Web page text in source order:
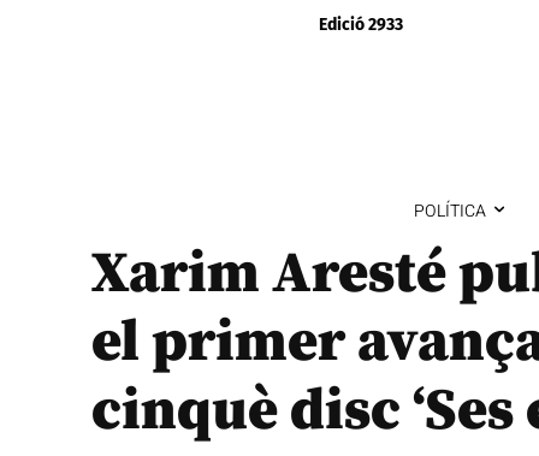
Edició 2933
POLÍTICA
Xarim Aresté
el primer
cinquè disc ‘Ses